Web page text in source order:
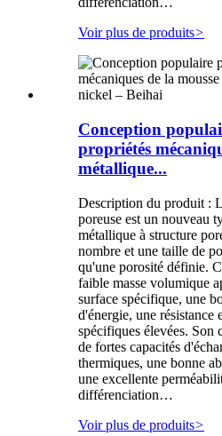
Voir plus de produits>
Conception
propriétés
métallique...
Description du produit :
poreuse est un nouveau
métallique à structure
nombre et une taille de
qu'une porosité définie.
faible masse volumique
surface spécifique, une
d'énergie, une résistance
spécifiques élevées. Son
de fortes capacités
thermiques, une bonne
une excellente
différenciation…
Voir plus de produits>